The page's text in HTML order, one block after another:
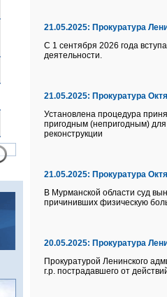
21.05.2025: Прокуратура
С 1 сентября 2026 года
деятельности.
21.05.2025: Прокуратура
Установлена процедура
пригодным (непригодным)
реконструкции
21.05.2025: Прокуратура
В Мурманской области суд
причинивших физическую
20.05.2025: Прокуратура
Прокуратурой Ленинского
г.р. пострадавшего от